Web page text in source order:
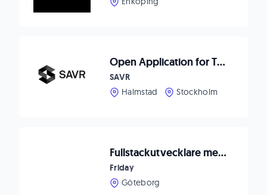
Open Application for Talented Software Engineers
SAVR
Halmstad
Stockholm
Fullstackutvecklare med backend-fokus till IT-bolag
Friday
Göteborg